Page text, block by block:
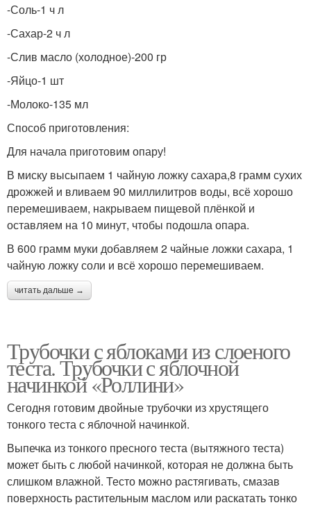
-Соль-1 ч л
-Сахар-2 ч л
-Слив масло (холодное)-200 гр
-Яйцо-1 шт
-Молоко-135 мл
Способ приготовления:
Для начала приготовим опару!
В миску высыпаем 1 чайную ложку сахара,8 грамм сухих
дрожжей и вливаем 90 миллилитров воды, всё хорошо
перемешиваем, накрываем пищевой плёнкой и
оставляем на 10 минут, чтобы подошла опара.
В 600 грамм муки добавляем 2 чайные ложки сахара, 1
чайную ложку соли и всё хорошо перемешиваем.
читать дальше →
Трубочки с яблоками из слоеного
теста. Трубочки с яблочной
начинкой «Роллини»
Сегодня готовим двойные трубочки из хрустящего
тонкого теста с яблочной начинкой.
Выпечка из тонкого пресного теста (вытяжного теста)
может быть с любой начинкой, которая не должна быть
слишком влажной. Тесто можно растягивать, смазав
поверхность растительным маслом или раскатать тонко